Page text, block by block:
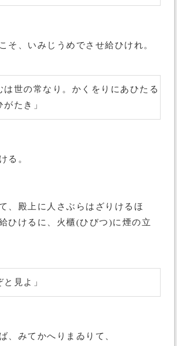
そ、いみじうめでさせ給ひけれ。
は世の常なり。かくをりにあひたる
たき」
る。
、殿上に人さぶらはざりけるほ
ひけるに、火櫃(ひびつ)に煙の立
と見よ」
、みてかへりまゐりて、